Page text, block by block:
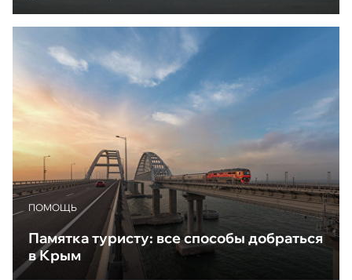
ПОМОЩЬ
Памятка туристу: все способы добраться
в Крым